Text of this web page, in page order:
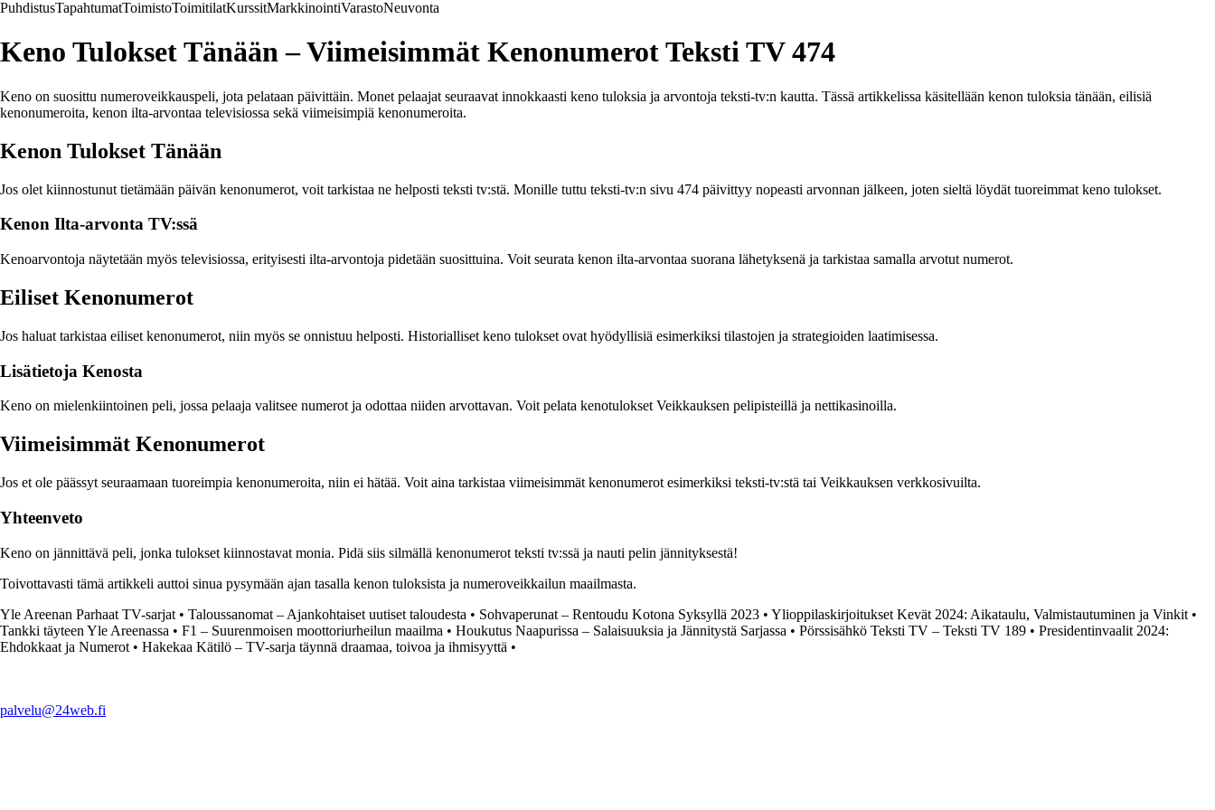
PuhdistusTapahtumatToimistoToimitilatKurssitMarkkinointiVarastoNeuvonta
Keno Tulokset Tänään – Viimeisimmät Kenonumerot Teksti TV 474
Keno on suosittu numeroveikkauspeli, jota pelataan päivittäin. Monet pelaajat seuraavat innokkaasti keno tuloksia ja arvontoja teksti-tv:n kautta. Tässä artikkelissa käsitellään kenon tuloksia tänään, eilisiä
kenonumeroita, kenon ilta-arvontaa televisiossa sekä viimeisimpiä kenonumeroita.
Kenon Tulokset Tänään
Jos olet kiinnostunut tietämään päivän kenonumerot, voit tarkistaa ne helposti teksti tv:stä. Monille tuttu teksti-tv:n sivu 474 päivittyy nopeasti arvonnan jälkeen, joten sieltä löydät tuoreimmat keno tulokset.
Kenon Ilta-arvonta TV:ssä
Kenoarvontoja näytetään myös televisiossa, erityisesti ilta-arvontoja pidetään suosittuina. Voit seurata kenon ilta-arvontaa suorana lähetyksenä ja tarkistaa samalla arvotut numerot.
Eiliset Kenonumerot
Jos haluat tarkistaa eiliset kenonumerot, niin myös se onnistuu helposti. Historialliset keno tulokset ovat hyödyllisiä esimerkiksi tilastojen ja strategioiden laatimisessa.
Lisätietoja Kenosta
Keno on mielenkiintoinen peli, jossa pelaaja valitsee numerot ja odottaa niiden arvottavan. Voit pelata kenotulokset Veikkauksen pelipisteillä ja nettikasinoilla.
Viimeisimmät Kenonumerot
Jos et ole päässyt seuraamaan tuoreimpia kenonumeroita, niin ei hätää. Voit aina tarkistaa viimeisimmät kenonumerot esimerkiksi teksti-tv:stä tai Veikkauksen verkkosivuilta.
Yhteenveto
Keno on jännittävä peli, jonka tulokset kiinnostavat monia. Pidä siis silmällä kenonumerot teksti tv:ssä ja nauti pelin jännityksestä!
Toivottavasti tämä artikkeli auttoi sinua pysymään ajan tasalla kenon tuloksista ja numeroveikkailun maailmasta.
Yle Areenan Parhaat TV-sarjat • Taloussanomat – Ajankohtaiset uutiset taloudesta • Sohvaperunat – Rentoudu Kotona Syksyllä 2023 • Ylioppilaskirjoitukset Kevät 2024: Aikataulu, Valmistautuminen ja Vinkit •
Tankki täyteen Yle Areenassa • F1 – Suurenmoisen moottoriurheilun maailma • Houkutus Naapurissa – Salaisuuksia ja Jännitystä Sarjassa • Pörssisähkö Teksti TV – Teksti TV 189 • Presidentinvaalit 2024:
Ehdokkaat ja Numerot • Hakekaa Kätilö – TV-sarja täynnä draamaa, toivoa ja ihmisyyttä •
palvelu@24web.fi